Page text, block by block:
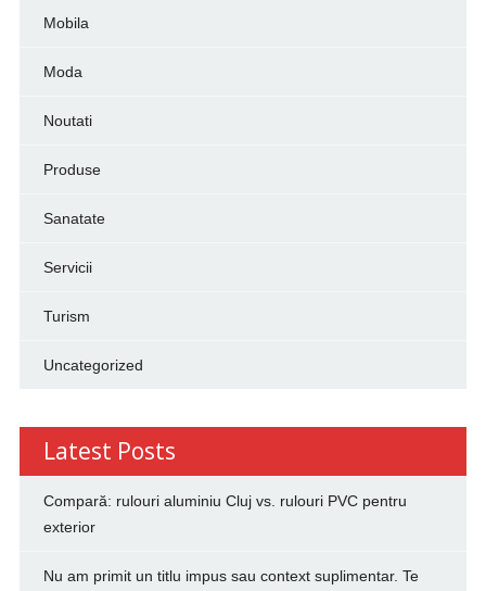
Mobila
Moda
Noutati
Produse
Sanatate
Servicii
Turism
Uncategorized
Latest Posts
Compară: rulouri aluminiu Cluj vs. rulouri PVC pentru
exterior
Nu am primit un titlu impus sau context suplimentar. Te